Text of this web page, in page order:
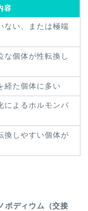
容
ない、または極端
な個体が性転換し
経た個体に多い
によるホルモンバ
換しやすい個体が
ポディウム（交接